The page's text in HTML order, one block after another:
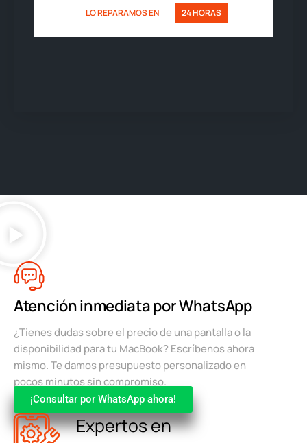
LO REPARAMOS EN 24 HORAS
Atención inmediata por WhatsApp
¿Tienes dudas sobre el precio de una pantalla o la
disponibilidad para tu MacBook? Escríbenos ahora
mismo. Te damos presupuesto personalizado en
pocos minutos sin compromiso.
¡Consultar por WhatsApp ahora!
Expertos en